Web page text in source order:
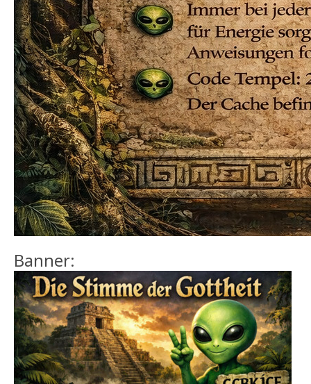
Banner: